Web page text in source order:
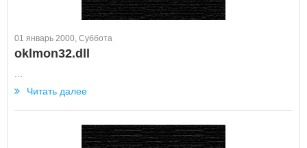
01 январь 2000, Суббота
oklmon32.dll
Читать далее